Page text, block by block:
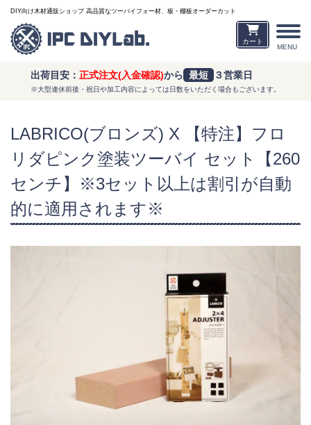
MENU
DIY向け木材通販ショップ 高品質なツーバイフォー材、板・棚板オーダーカット
カート
出荷目安： 正式注文(入金確認)から 最短 ３営業日
※大型連休前後・祝日や加工内容によっては日数をいただく場合もございます。
LABRICO(ブロンズ) X 【特注】フロ
リダピンク塗装ツーバイ セット【260
センチ】※3セット以上は割引が自動
的に適用されます※